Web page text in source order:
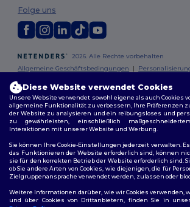
2026. Alle Rechte vorbehalten
Allgemeine Geschäftsbedingungen |
Folge uns
Berlin|Hamburg | München| Köln |Frankfurt |
Stuttgart |Düsseldorf| Bremen
Diese Website verwendet Cookies
Unsere Website verwendet sowohl eigene als auch Cookies
allgemeine Funktionalität zu verbessern, Ihre Präferenzen
der Website zu analysieren und ein reibungsloses und
zu gewährleisten, einschließlich
Interaktionen mit unserer Website und Werbung.
Sie können Ihre Cookie-Einstellungen jederzeit verwalten.
das Funktionieren der Website erforderlich sind, können
sie für den korrekten Betrieb der Website erforderlich sind.
ob Sie andere Arten von Cookies, wie diejenigen, die für
Zielgruppenansprache verwendet werden, zulassen oder
Weitere Informationen darüber, wie wir Cookies verwenden,
und über Cookies von Drittanbietern, finden Sie in